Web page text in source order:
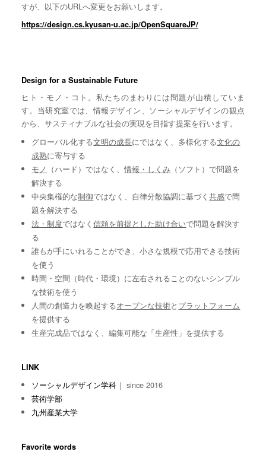
すが、以下のURLへ変更をお願いします。
https://design.cs.kyusan-u.ac.jp/OpenSquareJP/
Design for a Sustainable Future
ヒト・モノ・コト。私たちのまわりには問題が山積していま
す。当研究室では、情報デザイン、ソーシャルデザインの観点
から、サスティナブルな社会の実現を目指す提案を行います。
グローバル化する文明の成長にではなく、多様化する文化の
成熟に寄与する
モノ （ハード）ではなく、情報・しくみ （ソフト）で問題を
解決する
中央集権的な制御ではなく、自律分散協調に基づく共感で問
題を解決する
法・制度ではなく信頼を前提とした助け合いで問題を解決す
る
誰もが手にいれることができ、小さな規模で応用できる技術
を使う
時間・空間（時代・環境）に左右されることのないシンプル
な技術を使う
人間の創造力を喚起するオープンな技術と プラットフォーム
を提供する
生産完成品ではなく、編集可能な「生産性」を提供する
LINK
ソーシャルデザイン学科 ｜ since 2016
芸術学部
九州産業大学
Favorite words